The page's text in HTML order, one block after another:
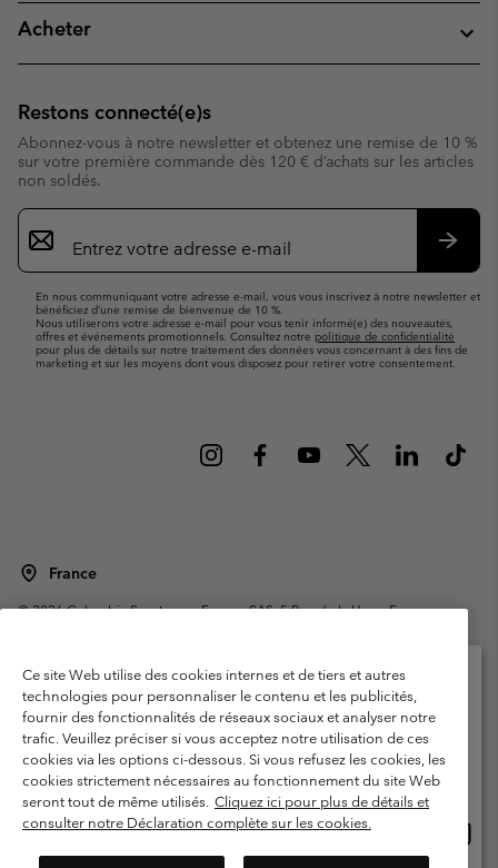
Acheter
Restons connecté(e)s
Abonnez-vous à notre newsletter et obtenez une remise de 10 %
sur votre première commande dès 120 € d’achats sur les articles
non soldés.
Inscription
par
e-
En nous communiquant votre adresse e-mail, vous vous inscrivez à notre newsletter et
bénéficiez d’une remise de bienvenue de 10 %.
Nous utiliserons votre adresse e-mail pour vous tenir informé(e) des nouveautés,
offres et événements promotionnels. Consultez notre politique de confidentialité
pour plus de détails sur notre traitement des données vous concernant à des fins de
marketing et sur les moyens dont vous disposez pour retirer votre consentement.
France
©2026Columbia Sportswear Europe SAS. 5 Rue de la Haye, Espace
Garanties Légales
Politique de confidentialité
Conditions d'utilisation - Membres
Conditions D'utilisation - Contenu généré par l'utilisateur
Impressum
Cookies
Public CBCR
Service client: Lun - Sam de 9h à 13h et de 14h à 18h
Ce site Web utilise des cookies internes et de tiers et autres
technologies pour personnaliser le contenu et les publicités,
fournir des fonctionnalités de réseaux sociaux et analyser notre
trafic. Veuillez préciser si vous acceptez notre utilisation de ces
cookies via les options ci-dessous. Si vous refusez les cookies, les
cookies strictement nécessaires au fonctionnement du site Web
seront tout de même utilisés. Cliquez ici pour plus de détails et
consulter notre Déclaration complète sur les cookies.
Veuillez sélectionner votre pays d’expédition et
votre langue
Achats en ligne disponibles
United States